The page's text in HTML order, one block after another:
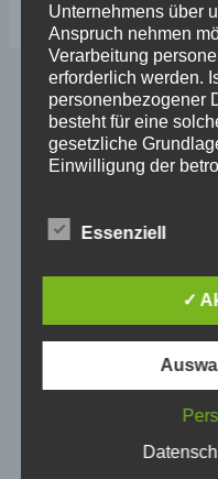
Bei den
Versand
inkl.Versand
Männchen 33
Unternehmens über
Anspruch nehmen
Verarbeitung
erforderlich werden.
personenbezogener
besteht für eine
gesetzliche
Einwilligung der
beispielsweise des
Datenschutz-
Übereinstimmung
landesspezifischen
Mittels dieser
verarbeiteten
informieren. Ferner
Essenziell
✓